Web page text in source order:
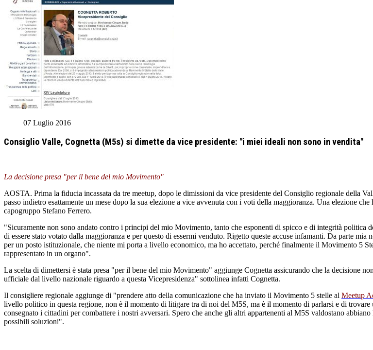
07 Luglio 2016
Consiglio Valle, Cognetta (M5s) si dimette da vice presidente: "i miei ideali non sono in vendita"
La decisione presa "per il bene del mio Movimento"
AOSTA. Prima la fiducia incassata da tre meetup, dopo le dimissioni da vice presidente del Consiglio regionale della
passo indietro esattamente un mese dopo la sua elezione a vice avvenuta con i voti della maggioranza. Una elezione
capogruppo Stefano Ferrero.
"Sicuramente non sono andato contro i principi del mio Movimento, tanto che esponenti di spicco e di integrità
di essere stato votato dalla maggioranza e per questo di essermi venduto. Rigetto queste accuse infamanti. Da parte
per un posto istituzionale, che niente mi porta a livello economico, ma ho accettato, perché finalmente il Movimento 5
rappresentato in un organo".
La scelta di dimettersi è stata presa "per il bene del mio Movimento" aggiunge Cognetta assicurando che la decisione
ufficiale dal livello nazionale riguardo a questa Vicepresidenza" sottolinea infatti Cognetta.
Il consigliere regionale aggiunge di "prendere atto della comunicazione che ha inviato il Movimento 5 stelle al Meetup
livello politico in questa regione, non è il momento di litigare tra di noi del M5S, ma è il momento di parlarsi e di
consegnato i cittadini per combattere i nostri avversari. Spero che anche gli altri appartenenti al M5S valdostano
possibili soluzioni".